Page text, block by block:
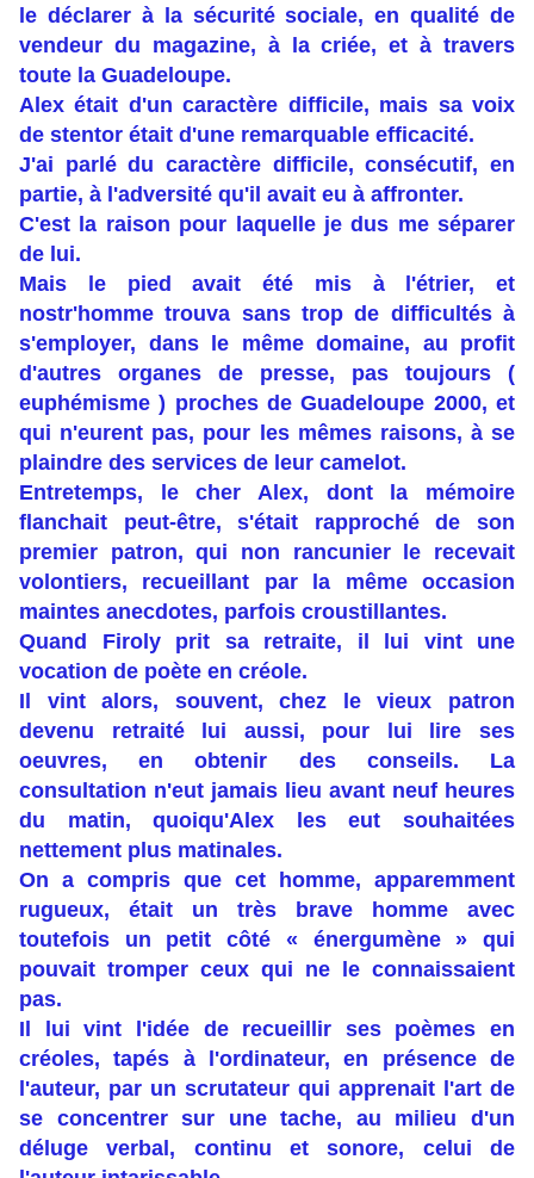
le déclarer à la sécurité sociale, en qualité de
vendeur du magazine, à la criée, et à travers
toute la Guadeloupe.
Alex était d'un caractère difficile, mais sa voix
de stentor était d'une remarquable efficacité.
J'ai parlé du caractère difficile, consécutif, en
partie, à l'adversité qu'il avait eu à affronter.
C'est la raison pour laquelle je dus me séparer
de lui.
Mais le pied avait été mis à l'étrier, et
nostr'homme trouva sans trop de difficultés à
s'employer, dans le même domaine, au profit
d'autres organes de presse, pas toujours (
euphémisme ) proches de Guadeloupe 2000, et
qui n'eurent pas, pour les mêmes raisons, à se
plaindre des services de leur camelot.
Entretemps, le cher Alex, dont la mémoire
flanchait peut-être, s'était rapproché de son
premier patron, qui non rancunier le recevait
volontiers, recueillant par la même occasion
maintes anecdotes, parfois croustillantes.
Quand Firoly prit sa retraite, il lui vint une
vocation de poète en créole.
Il vint alors, souvent, chez le vieux patron
devenu retraité lui aussi, pour lui lire ses
oeuvres, en obtenir des conseils. La
consultation n'eut jamais lieu avant neuf heures
du matin, quoiqu'Alex les eut souhaitées
nettement plus matinales.
On a compris que cet homme, apparemment
rugueux, était un très brave homme avec
toutefois un petit côté « énergumène » qui
pouvait tromper ceux qui ne le connaissaient
pas.
Il lui vint l'idée de recueillir ses poèmes en
créoles, tapés à l'ordinateur, en présence de
l'auteur, par un scrutateur qui apprenait l'art de
se concentrer sur une tache, au milieu d'un
déluge verbal, continu et sonore, celui de